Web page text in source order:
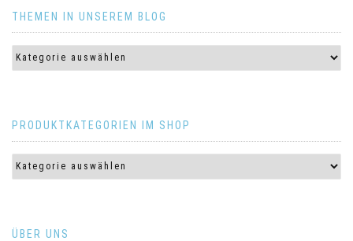
THEMEN IN UNSEREM BLOG
PRODUKTKATEGORIEN IM SHOP
ÜBER UNS